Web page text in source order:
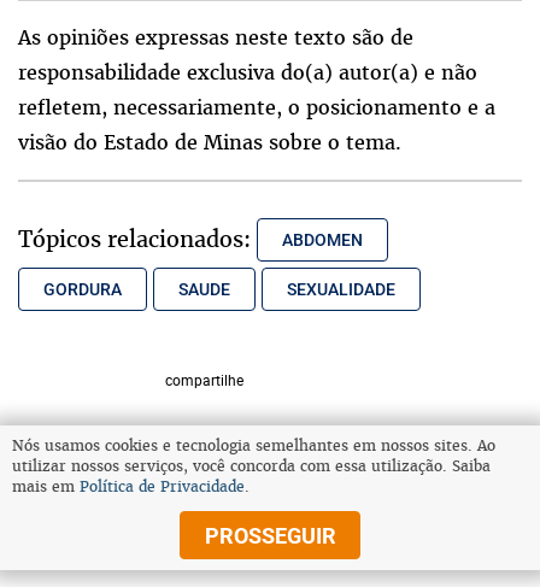
As opiniões expressas neste texto são de
responsabilidade exclusiva do(a) autor(a) e não
refletem, necessariamente, o posicionamento e a
visão do Estado de Minas sobre o tema.
Tópicos relacionados: ABDOMEN
GORDURA SAUDE SEXUALIDADE
compartilhe
VOLTAR AO TOPO
© Copyright 2025 Diários Associados
Todos os direitos reservados.
Nós usamos cookies e tecnologia semelhantes em nossos sites. Ao
utilizar nossos serviços, você concorda com essa utilização. Saiba
mais em Política de Privacidade.
PROSSEGUIR